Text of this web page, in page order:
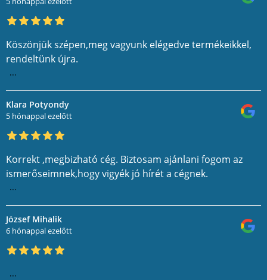
Köszönjük szépen,meg vagyunk elégedve termékeikkel,
rendeltünk újra.
...
Klara Potyondy
5 hónappal ezelőtt
Korrekt ,megbizható cég. Biztosam ajánlani fogom az
ismerőseimnek,hogy vigyék jó hírét a cégnek.
...
József Mihalik
6 hónappal ezelőtt
...